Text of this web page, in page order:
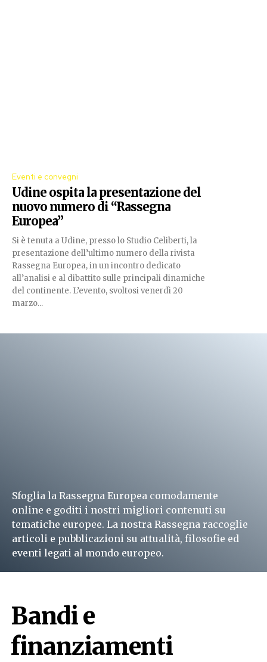
Eventi e convegni
Udine ospita la presentazione del
nuovo numero di “Rassegna
Europea”
Si è tenuta a Udine, presso lo Studio Celiberti, la
presentazione dell’ultimo numero della rivista
Rassegna Europea, in un incontro dedicato
all’analisi e al dibattito sulle principali dinamiche
del continente. L’evento, svoltosi venerdì 20
marzo...
Sfoglia la Rassegna Europea comodamente
online e goditi i nostri migliori contenuti su
tematiche europee. La nostra Rassegna raccoglie
articoli e pubblicazioni su attualità, filosofie ed
eventi legati al mondo europeo.
Bandi e
finanziamenti